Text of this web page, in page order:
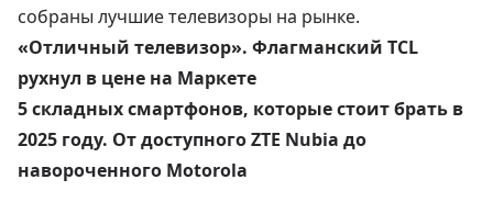
собраны лучшие телевизоры на рынке.
«Отличный телевизор». Флагманский TCL
рухнул в цене на Маркете
5 складных смартфонов, которые стоит брать в
2025 году. От доступного ZTE Nubia до
навороченного Motorola